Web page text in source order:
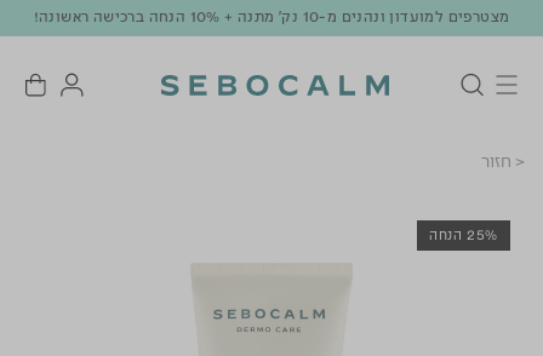
מצטרפים למועדון ונהנים מ-10 נק' מתנה + 10% הנחה ברכישה ראשונה!
< חזור
25% הנחה